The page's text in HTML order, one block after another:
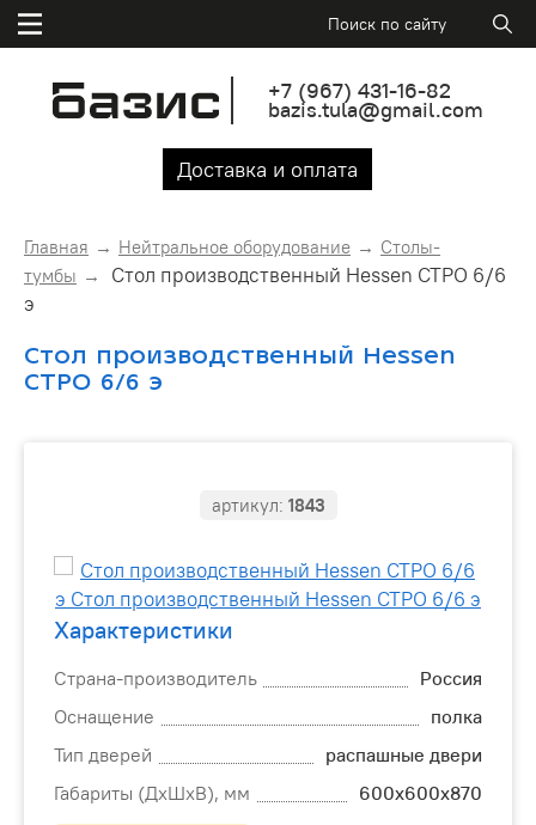
+7 (967) 431-16-82
bazis.tula@gmail.com
Доставка и оплата
Главная Нейтральное оборудование
Столы-
тумбы
Стол производственный Hessen СТРО 6/6
э
Стол производственный Hessen
СТРО 6/6 э
артикул: 1843
Характеристики
Страна-производитель
Россия
Оснащение
полка
Тип дверей
распашные двери
Габариты (ДхШхВ), мм
600х600х870